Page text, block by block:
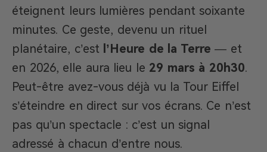
éteignent leurs lumières pendant soixante
minutes. Ce geste, devenu un rituel
planétaire, c’est l’Heure de la Terre — et
en 2026, elle aura lieu le 29 mars à 20h30.
Peut-être avez-vous déjà vu la Tour Eiffel
s’éteindre en direct sur vos écrans. Ce n’est
pas qu’un spectacle : c’est un signal
adressé à chacun d’entre nous.